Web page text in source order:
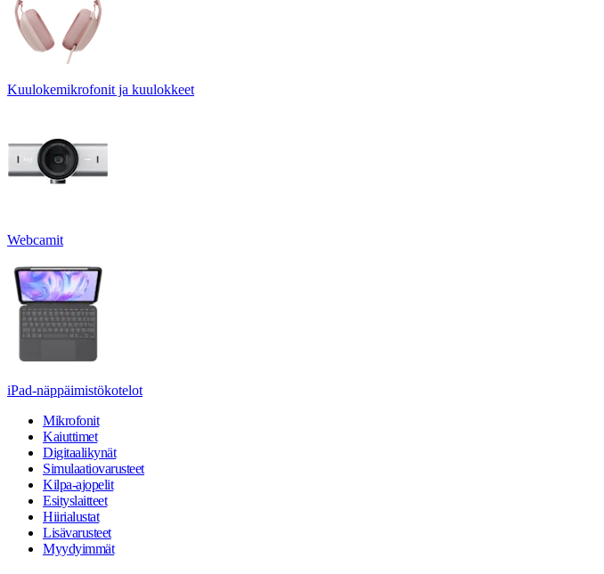
Kuulokemikrofonit ja kuulokkeet
Webcamit
iPad-näppäimistökotelot
Mikrofonit
Kaiuttimet
Digitaalikynät
Simulaatiovarusteet
Kilpa-ajopelit
Esityslaitteet
Hiirialustat
Lisävarusteet
Myydyimmät